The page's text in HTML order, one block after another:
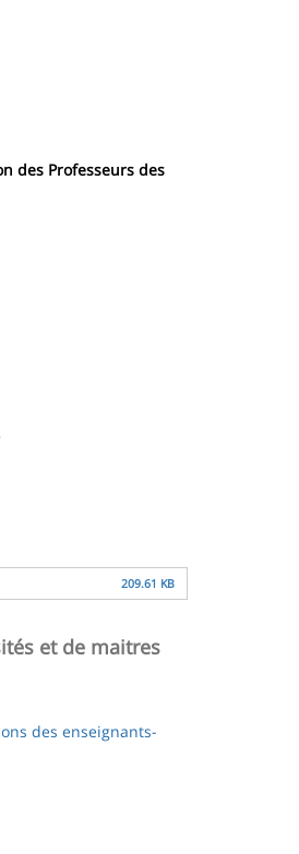
des Professeurs des
209.61 KB
et de maitres
des enseignants-